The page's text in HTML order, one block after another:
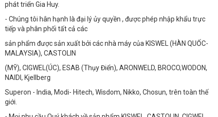
phát triển Gia Huy.
- Chúng tôi hân hạnh là đại lý ủy quyền , được phép nhập khẩu trực
tiếp và phân phối tất cả các
sản phẩm được sản xuất bởi các nhà máy của KISWEL (HÀN QUỐC-
MALAYSIA), CASTOLIN
(MỸ), CIGWEL(ÚC), ESAB (Thụy Điển), ARONWELD, BROCO,WODON,
NAIDI, Kjellberg
Superon - India, Modi- Hitech, Wisdom, Nikko, Chosun, trên toàn thế
giới.